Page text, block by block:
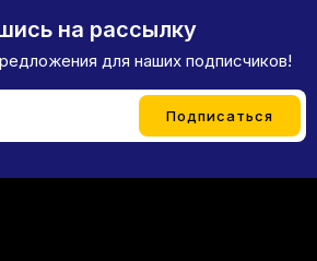
на рассылку
для наших подписчиков!